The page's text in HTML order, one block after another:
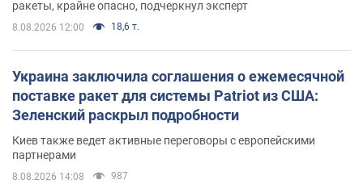
ракеты, крайне опасно, подчеркнул эксперт
8.08.2026 12:00 18,6 т.
Украина заключила соглашения о ежемесячной
поставке ракет для системы Patriot из США:
Зеленский раскрыл подробности
Киев также ведет активные переговоры с европейскими
партнерами
8.08.2026 14:08 987